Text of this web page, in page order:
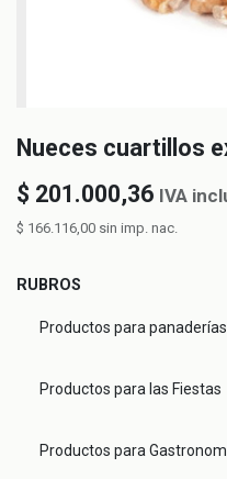
Nueces cuartillos
$ 201.000,36 IVA
$ 166.116,00 sin imp. nac.
RUBROS
Productos para
Productos para las Fiestas
Productos para